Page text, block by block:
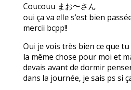
Coucouu まお〜さん
oui ça va elle s’est bien
mercii bcpp!!
Oui je vois très bien ce que
la même chose pour moi et
devais avant de dormir
dans la journée, je sais ps si